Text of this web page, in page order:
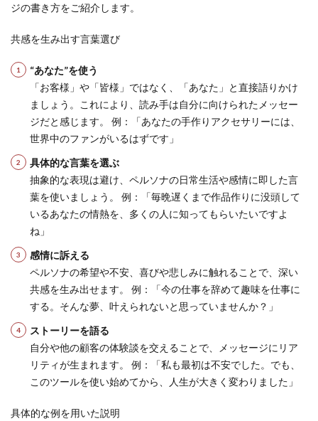
ジの書き方をご紹介します。
共感を生み出す言葉選び
“あなた”を使う
「お客様」や「皆様」ではなく、「あなた」と直接語りかけ
ましょう。これにより、読み手は自分に向けられたメッセー
ジだと感じます。 例：「あなたの手作りアクセサリーには、
世界中のファンがいるはずです」
具体的な言葉を選ぶ
抽象的な表現は避け、ペルソナの日常生活や感情に即した言
葉を使いましょう。 例：「毎晩遅くまで作品作りに没頭して
いるあなたの情熱を、多くの人に知ってもらいたいですよ
ね」
感情に訴える
ペルソナの希望や不安、喜びや悲しみに触れることで、深い
共感を生み出せます。 例：「今の仕事を辞めて趣味を仕事に
する。そんな夢、叶えられないと思っていませんか？」
ストーリーを語る
自分や他の顧客の体験談を交えることで、メッセージにリア
リティが生まれます。 例：「私も最初は不安でした。でも、
このツールを使い始めてから、人生が大きく変わりました」
具体的な例を用いた説明